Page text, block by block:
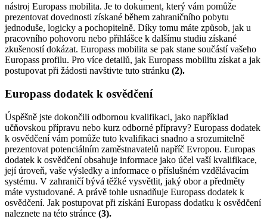
nástroj Europass mobilita. Je to dokument, který vám pomůže
prezentovat dovednosti získané během zahraničního pobytu
jednoduše, logicky a pochopitelně. Díky tomu máte způsob, jak u
pracovního pohovoru nebo přihlášce k dalšímu studiu získané
zkušeností dokázat. Europass mobilita se pak stane součástí vašeho
Europass profilu. Pro více detailů, jak Europass mobilitu získat a jak
postupovat při žádosti navštivte tuto stránku (2).
Europass dodatek k osvědčení
Úspěšně jste dokončili odbornou kvalifikaci, jako například
učňovskou přípravu nebo kurz odborné přípravy? Europass dodatek
k osvědčení vám pomůže tuto kvalifikaci snadno a srozumitelně
prezentovat potenciálním zaměstnavatelů napříč Evropou. Europas
dodatek k osvědčení obsahuje informace jako účel vaší kvalifikace,
její úroveň, vaše výsledky a informace o příslušném vzdělávacím
systému. V zahraničí bývá těžké vysvětlit, jaký obor a předměty
máte vystudované. A právě tohle usnadňuje Europass dodatek k
osvědčení. Jak postupovat při získání Europass dodatku k osvědčení
naleznete na této stránce (3).